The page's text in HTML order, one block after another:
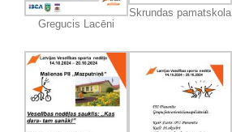
Gregucis Lacēni
Skrundas pamatskola